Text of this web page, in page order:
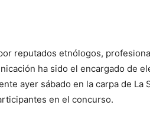
reputados etnólogos,
ha sido el encargado de
ayer sábado en la carpa de
en el concurso.